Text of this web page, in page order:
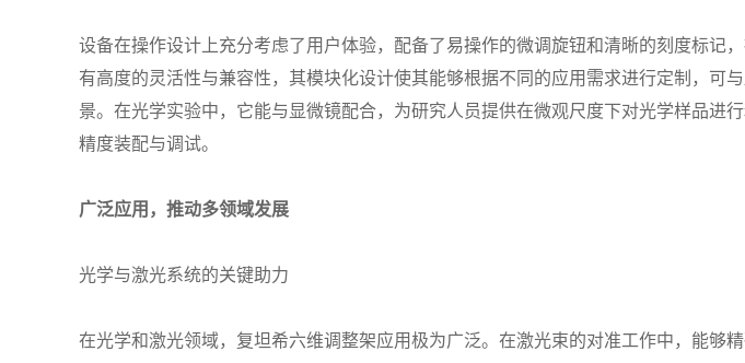
设备在操作设计上充分考虑了用户体验，配备了易操作的微调旋钮和清晰的刻度标
有高度的灵活性与兼容性，其模块化设计使其能够根据不同的应用需求进行定制，
景。在光学实验中，它能与显微镜配合，为研究人员提供在微观尺度下对光学样品
精度装配与调试。
广泛应用，推动多领域发展
光学与激光系统的关键助力
在光学和激光领域，复坦希六维调整架应用极为广泛。在激光束的对准工作中，能